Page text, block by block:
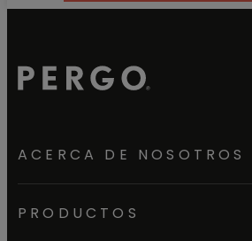
ACERCA DE NOSOTROS
PRODUCTOS